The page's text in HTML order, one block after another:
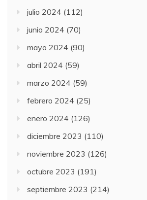
julio 2024 (112)
junio 2024 (70)
mayo 2024 (90)
abril 2024 (59)
marzo 2024 (59)
febrero 2024 (25)
enero 2024 (126)
diciembre 2023 (110)
noviembre 2023 (126)
octubre 2023 (191)
septiembre 2023 (214)